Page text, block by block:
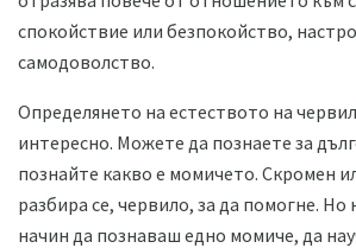
спокойствие или безпокойство,
самодоволство.
Определянето на естеството на
интересно. Можете да познаете за
познайте какво е момичето. Скромен
разбира се, червило, за да помогне. Но
начин да познаваш едно момиче, да